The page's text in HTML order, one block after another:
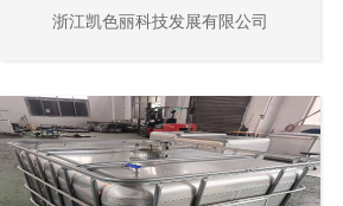
浙江凯色丽科技发展有限公司